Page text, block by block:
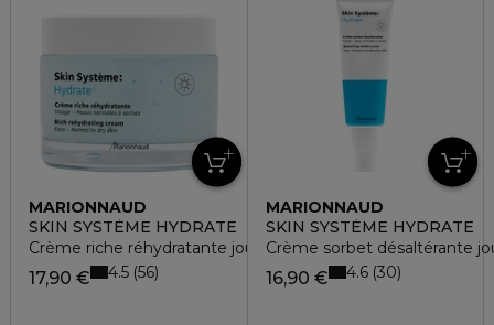
MARIONNAUD
SKIN SYSTÈME HYDRATE
Crème riche réhydratante jour
17,90 € 4.5 56
MARIONNAUD
SKIN SYSTÈME HYDRATE
Crème sorbet désaltérante
16,90 € 4.6 30